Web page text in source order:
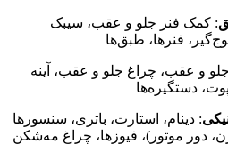
: کمک فنر جلو و عقب، سیبک
فنرها، طبق‌ها
و عقب، چراغ جلو و عقب، آینه
دستگیره‌ها
: دینام، استارت، باتری، سنسورها
دور موتور)، فیوزها، چراغ مه‌شکن